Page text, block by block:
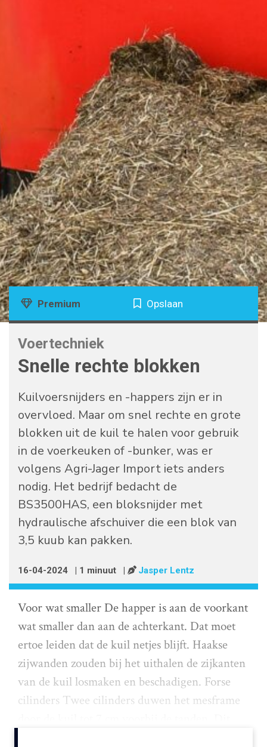
Premium Opslaan
Voertechniek
Snelle rechte blokken
Kuilvoersnijders en -happers zijn er in
overvloed. Maar om snel rechte en grote
blokken uit de kuil te halen voor gebruik
in de voerkeuken of -bunker, was er
volgens Agri-Jager Import iets anders
nodig. Het bedrijf bedacht de
BS3500HAS, een bloksnijder met
hydraulische afschuiver die een blok van
3,5 kuub kan pakken.
16-04-2024 | 1 minuut | Jasper Lentz
Voor wat smaller De happer is aan de voorkant
wat smaller dan aan de achterkant. Dat moet
ertoe leiden dat de kuil netjes blijft. Haakse
zijwanden zouden bij het uithalen de zijkanten
van de kuil losmaken en beschadigen. Forse
cilinders Twee cilinders duwen het mesframe